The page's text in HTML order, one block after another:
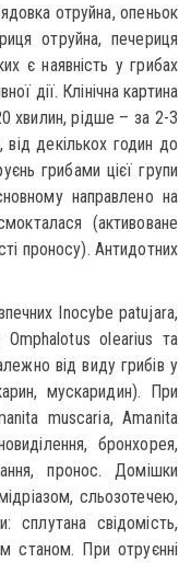
отруйна, опеньок
отруйна, печериця
є наявність у грибах
дії. Клінічна картина
хвилин, рідше – за 2-3
декількох годин до
грибами цієї групи
направлено на
(активоване
проносу). Антидотних
Inocybe рatujara,
olearius та
від виду грибів у
мускаридин). При
muscaria, Amanita
бронхорея,
пронос. Домішки
сльозотечею,
сплутана свідомість,
станом. При отруєнні